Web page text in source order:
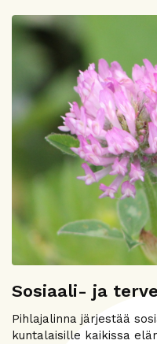
Sosiaali- ja
Pihlajalinna järjestää
kuntalaisille kaikissa